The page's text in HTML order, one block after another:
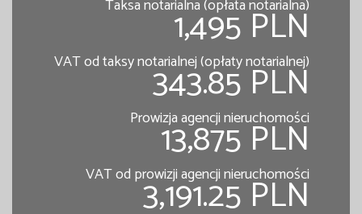
Taksa notarialna (opłata notarialna)
1,495 PLN
VAT od taksy notarialnej (opłaty notarialnej)
343.85 PLN
Prowizja agencji nieruchomości
13,875 PLN
VAT od prowizji agencji nieruchomości
3,191.25 PLN